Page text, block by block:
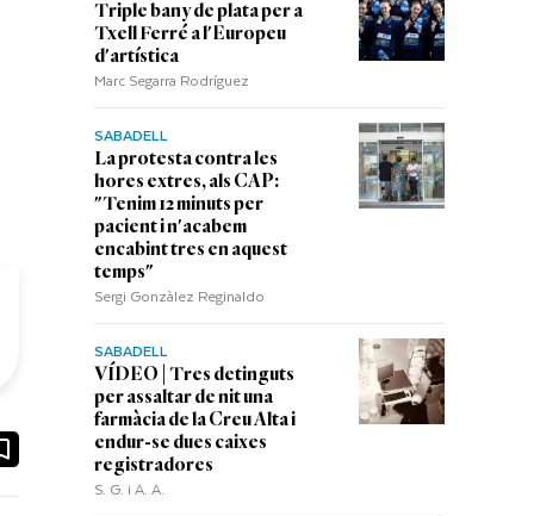
Triple bany de plata per a
Txell Ferré a l'Europeu
d'artística
Marc Segarra Rodríguez
SABADELL
La protesta contra les
hores extres, als CAP:
"Tenim 12 minuts per
pacient i n'acabem
encabint tres en aquest
temps"
Sergi Gonzàlez Reginaldo
SABADELL
VÍDEO | Tres detinguts
per assaltar de nit una
farmàcia de la Creu Alta i
endur-se dues caixes
registradores
S. G. i A. A.